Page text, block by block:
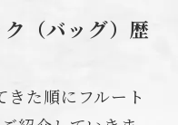
（バッグ）歴
た順にフルート